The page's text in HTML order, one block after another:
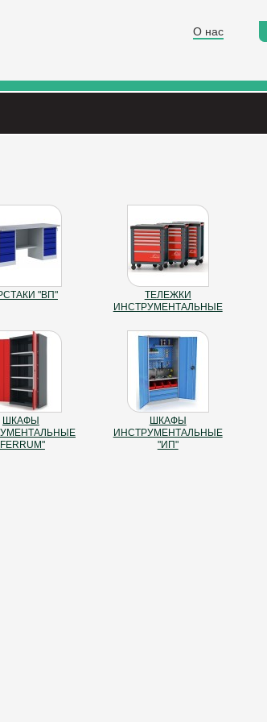
О нас
"ВП"
ТЕЛЕЖКИ
ИНСТРУМЕНТАЛЬНЫЕ
ШКАФЫ
ШКАФЫ
ИНСТРУМЕНТАЛЬНЫЕ
"ИП"